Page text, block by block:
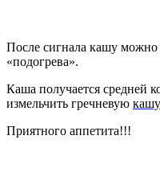
После сигнала кашу
«подогрева».
Каша получается
измельчить гречневую кашу
Приятного аппетита!!!